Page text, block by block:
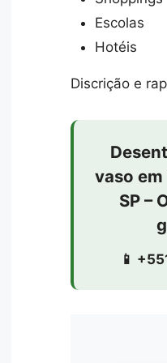
Escolas
Hotéis
Discrição e
vaso
SP –
📱